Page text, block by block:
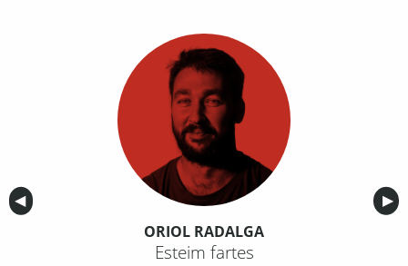
Anterior
◀︎ ▶︎
ORIOL RADALGA
Esteim fartes